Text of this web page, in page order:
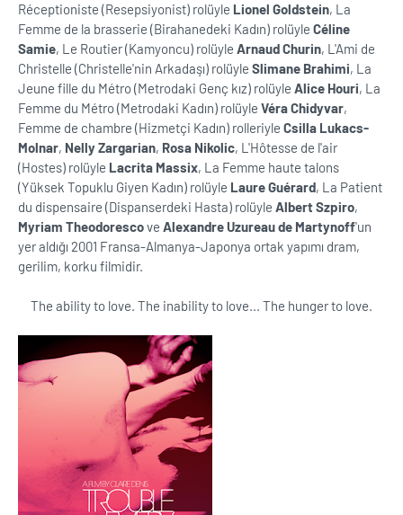
Réceptioniste (Resepsiyonist) rolüyle Lionel Goldstein, La
Femme de la brasserie (Birahanedeki Kadın) rolüyle Céline
Samie, Le Routier (Kamyoncu) rolüyle Arnaud Churin, L'Ami de
Christelle (Christelle'nin Arkadaşı) rolüyle Slimane Brahimi, La
Jeune fille du Métro (Metrodaki Genç kız) rolüyle Alice Houri, La
Femme du Métro (Metrodaki Kadın) rolüyle Véra Chidyvar,
Femme de chambre (Hizmetçi Kadın) rolleriyle Csilla Lukacs-
Molnar, Nelly Zargarian, Rosa Nikolic, L'Hôtesse de l'air
(Hostes) rolüyle Lacrita Massix, La Femme haute talons
(Yüksek Topuklu Giyen Kadın) rolüyle Laure Guérard, La Patient
du dispensaire (Dispanserdeki Hasta) rolüyle Albert Szpiro,
Myriam Theodorescove Alexandre Uzureau de Martynoff'un
yer aldığı 2001 Fransa-Almanya-Japonya ortak yapımı dram,
gerilim, korku filmidir.
The ability to love. The inability to love... The hunger to love.